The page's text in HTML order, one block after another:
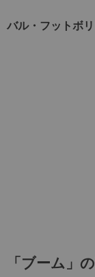
バル・フットボ
「ブーム」